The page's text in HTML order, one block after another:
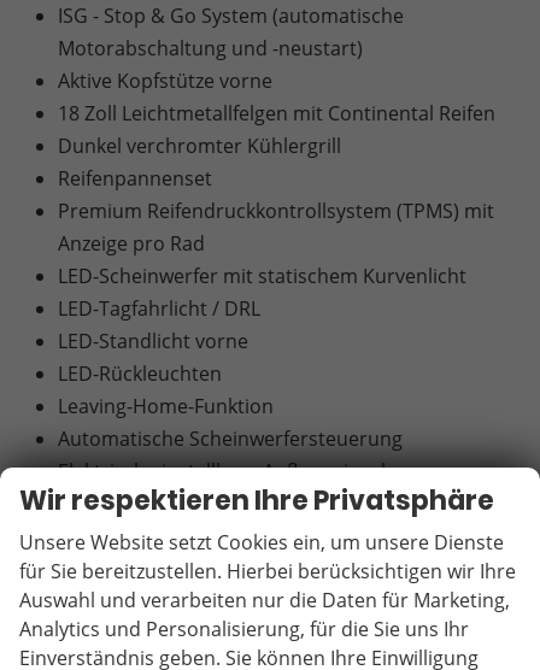
ISG - Stop & Go System (automatische
Motorabschaltung und -neustart)
Aktive Kopfstütze vorne
18 Zoll Leichtmetallfelgen mit Continental Reifen
Dunkel verchromter Kühlergrill
Reifenpannenset
Premium Reifendruckkontrollsystem (TPMS) mit
Anzeige pro Rad
LED-Scheinwerfer mit statischem Kurvenlicht
LED-Tagfahrlicht / DRL
LED-Standlicht vorne
LED-Rückleuchten
Leaving-Home-Funktion
Automatische Scheinwerfersteuerung
Elektrisch einstellbare Außenspiegel
Beheizbare Außenspiegel
Elektrisch anklappbare Außenspiegel
Blinker in den Außenspiegelgehäusen
Getönte Scheiben
Außenspiegel in Wagenfarbe lackiert
Wir respektieren Ihre Privatsphäre
Unsere Website setzt Cookies ein, um unsere Dienste
für Sie bereitzustellen. Hierbei berücksichtigen wir Ihre
Auswahl und verarbeiten nur die Daten für Marketing,
Analytics und Personalisierung, für die Sie uns Ihr
Einverständnis geben. Sie können Ihre Einwilligung